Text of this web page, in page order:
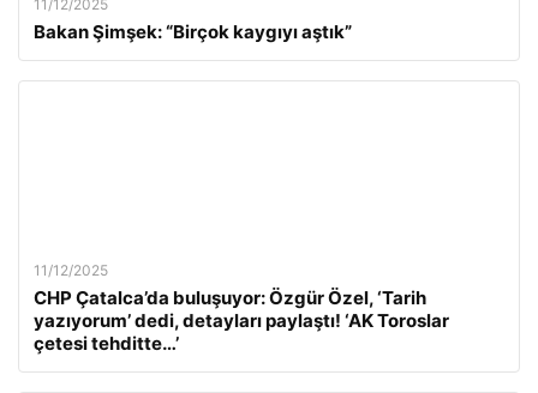
11/12/2025
Bakan Şimşek: “Birçok kaygıyı aştık”
11/12/2025
CHP Çatalca’da buluşuyor: Özgür Özel, ‘Tarih
yazıyorum’ dedi, detayları paylaştı! ‘AK Toroslar
çetesi tehditte…’